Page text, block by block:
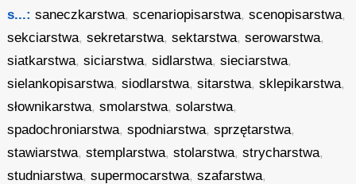
s...: saneczkarstwa,scenariopisarstwa,scenopisarstwa,
sekciarstwa,sekretarstwa,sektarstwa,serowarstwa,
siatkarstwa,siciarstwa,sidlarstwa,sieciarstwa,
sielankopisarstwa,siodlarstwa,sitarstwa,sklepikarstwa,
słownikarstwa,smolarstwa,solarstwa,
spadochroniarstwa,spodniarstwa,sprzętarstwa,
stawiarstwa,stemplarstwa,stolarstwa,strycharstwa,
studniarstwa,supermocarstwa,szafarstwa,